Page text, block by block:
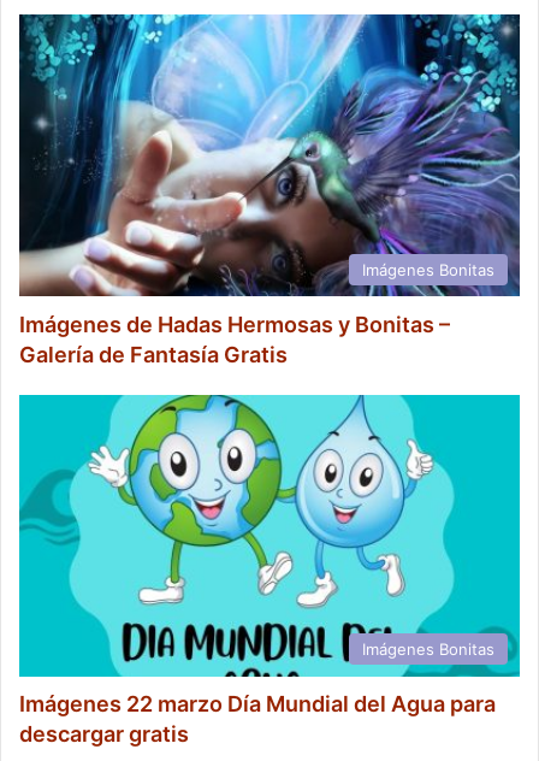
Imágenes Bonitas
Imágenes de Hadas Hermosas y Bonitas –
Galería de Fantasía Gratis
Imágenes Bonitas
Imágenes 22 marzo Día Mundial del Agua para
descargar gratis